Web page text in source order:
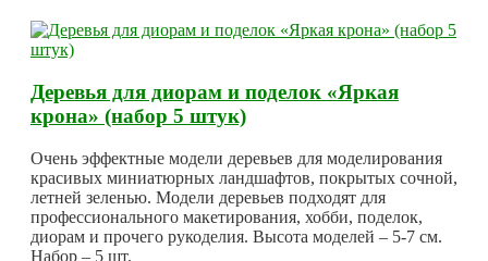
Деревья для диорам и поделок «Яркая
крона» (набор 5 штук)
Очень эффектные модели деревьев для моделирования
красивых миниатюрных ландшафтов, покрытых сочной,
летней зеленью. Модели деревьев подходят для
профессионального макетирования, хобби, поделок,
диорам и прочего рукоделия. Высота моделей – 5-7 см.
Набор – 5 шт.